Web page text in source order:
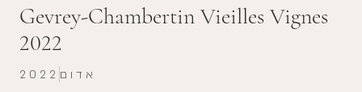
Gevrey-Chambertin Vieilles Vignes
2022
2022 אדום